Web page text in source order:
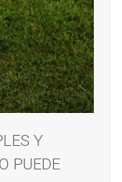
Y
PUEDE